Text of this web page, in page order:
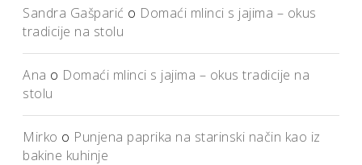
Sandra Gašparić o Domaći mlinci s jajima – okus
tradicije na stolu
Ana o Domaći mlinci s jajima – okus tradicije na
stolu
Mirko o Punjena paprika na starinski način kao iz
bakine kuhinje